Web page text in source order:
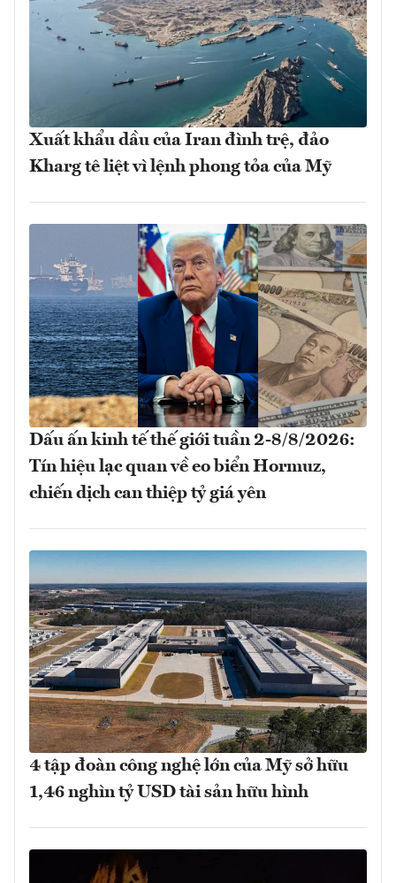
Xuất khẩu dầu của Iran đình trệ, đảo
Kharg tê liệt vì lệnh phong tỏa của Mỹ
Dấu ấn kinh tế thế giới tuần 2-8/8/2026:
Tín hiệu lạc quan về eo biển Hormuz,
chiến dịch can thiệp tỷ giá yên
4 tập đoàn công nghệ lớn của Mỹ sở hữu
1,46 nghìn tỷ USD tài sản hữu hình